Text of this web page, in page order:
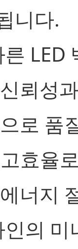
니다.
LED
뢰성
로 품
효율
너지
의 미